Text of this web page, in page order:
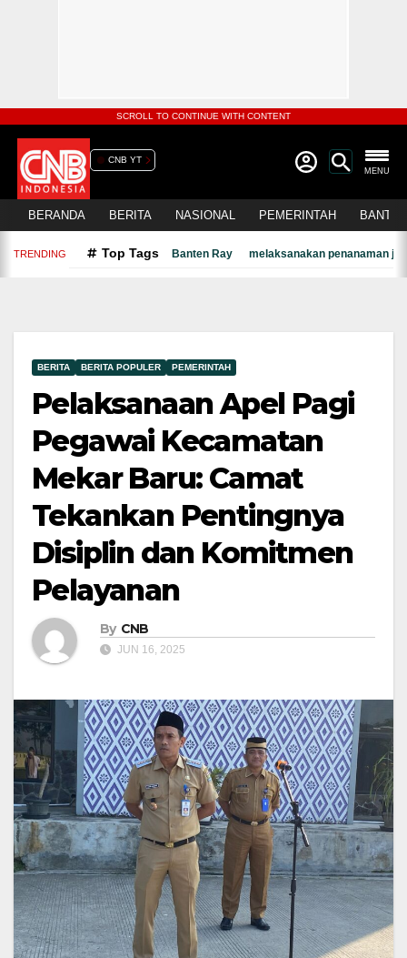
SCROLL TO CONTINUE WITH CONTENT
CNB YT
MENU
BERANDA BERITA NASIONAL PEMERINTAH
TRENDING Top Tags Banten Ray melaksanakan penanaman
BERITA BERITA POPULER PEMERINTAH
Pelaksanaan Apel Pagi
Pegawai Kecamatan
Mekar Baru: Camat
Tekankan Pentingnya
Disiplin dan Komitmen
Pelayanan
By CNB
JUN 16, 2025